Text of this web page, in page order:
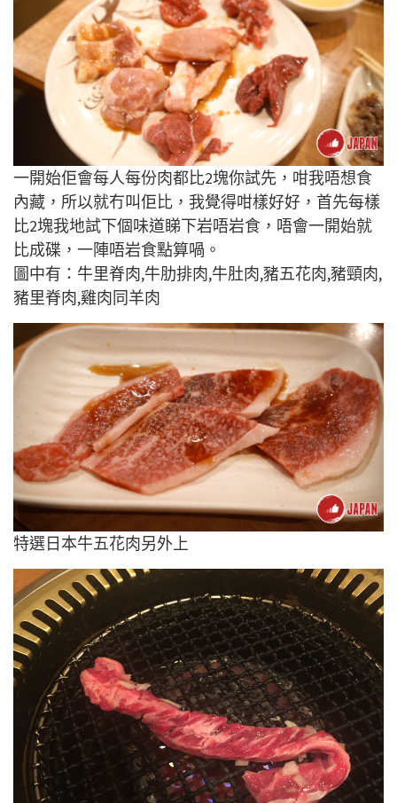
一開始佢會每人每份肉都比2塊你試先，咁我唔想食
內藏，所以就冇叫佢比，我覺得咁樣好好，首先每樣
比2塊我地試下個味道睇下岩唔岩食，唔會一開始就
比成碟，一陣唔岩食點算喎。
圖中有：牛里脊肉,牛肋排肉,牛肚肉,豬五花肉,豬頸肉,
豬里脊肉,雞肉同羊肉
特選日本牛五花肉另外上